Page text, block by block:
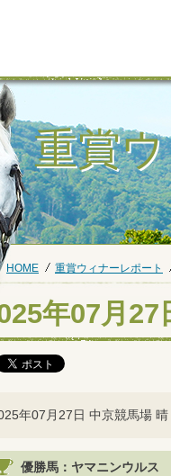
重賞
HOME 重賞ウィナーレポート
年07月
年07月27日 中京競馬場
優勝馬：ヤマニンウルス